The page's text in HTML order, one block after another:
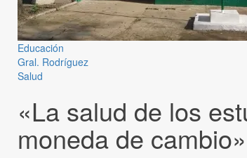
Educación
Gral. Rodríguez
Salud
«La salud de los
moneda de cambio»